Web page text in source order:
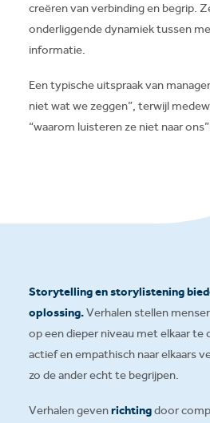
creëren van verbinding en begrip.
onderliggende dynamiek tussen
informatie.
Een typische uitspraak van
niet wat we zeggen”, terwijl
“waarom luisteren ze niet naar
Storytelling en storylistening
oplossing.Verhalen stellen
op een dieper niveau met elkaar
actief en empathisch naar elkaars
zo de ander echt te begrijpen.
Verhalen gevenrichtingdoor